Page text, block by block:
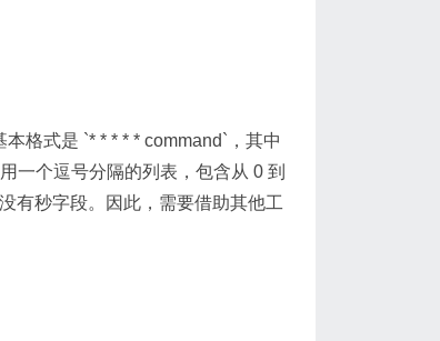
格式是 `* * * * * command`，其中
一个逗号分隔的列表，包含从 0 到
有秒字段。因此，需要借助其他工